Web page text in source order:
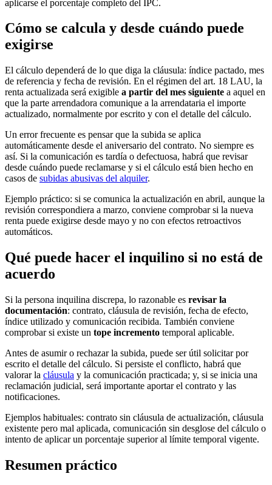
aplicarse el porcentaje completo del IPC.
Cómo se calcula y desde cuándo puede
exigirse
El cálculo dependerá de lo que diga la cláusula: índice pactado, mes
de referencia y fecha de revisión. En el régimen del art. 18 LAU, la
renta actualizada será exigible a partir del mes siguiente a aquel en
que la parte arrendadora comunique a la arrendataria el importe
actualizado, normalmente por escrito y con el detalle del cálculo.
Un error frecuente es pensar que la subida se aplica
automáticamente desde el aniversario del contrato. No siempre es
así. Si la comunicación es tardía o defectuosa, habrá que revisar
desde cuándo puede reclamarse y si el cálculo está bien hecho en
casos de subidas abusivas del alquiler.
Ejemplo práctico: si se comunica la actualización en abril, aunque la
revisión correspondiera a marzo, conviene comprobar si la nueva
renta puede exigirse desde mayo y no con efectos retroactivos
automáticos.
Qué puede hacer el inquilino si no está de
acuerdo
Si la persona inquilina discrepa, lo razonable es revisar la
documentación: contrato, cláusula de revisión, fecha de efecto,
índice utilizado y comunicación recibida. También conviene
comprobar si existe un tope incremento temporal aplicable.
Antes de asumir o rechazar la subida, puede ser útil solicitar por
escrito el detalle del cálculo. Si persiste el conflicto, habrá que
valorar la cláusula y la comunicación practicada; y, si se inicia una
reclamación judicial, será importante aportar el contrato y las
notificaciones.
Ejemplos habituales: contrato sin cláusula de actualización, cláusula
existente pero mal aplicada, comunicación sin desglose del cálculo o
intento de aplicar un porcentaje superior al límite temporal vigente.
Resumen práctico